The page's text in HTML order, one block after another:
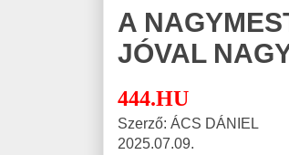
A
JÓVAL
444.HU
Szerző: ÁCS DÁNIEL
2025.07.09.